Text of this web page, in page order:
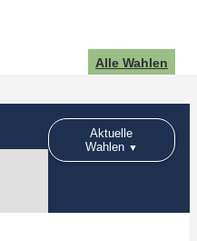
Alle Wahlen
Aktuelle
Wahlen